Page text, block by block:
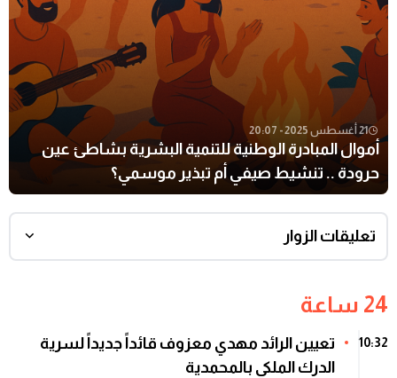
21 أغسطس 2025 - 20:07
أموال المبادرة الوطنية للتنمية البشرية بشاطئ عين
حرودة .. تنشيط صيفي أم تبذير موسمي؟
تعليقات الزوار
24 ساعة
10:32
تعيين الرائد مهدي معزوف قائداً جديداً لسرية
الدرك الملكي بالمحمدية